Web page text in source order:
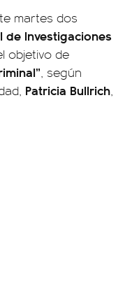
martes dos
de Investigaciones
objetivo de
, según
Patricia Bullrich,